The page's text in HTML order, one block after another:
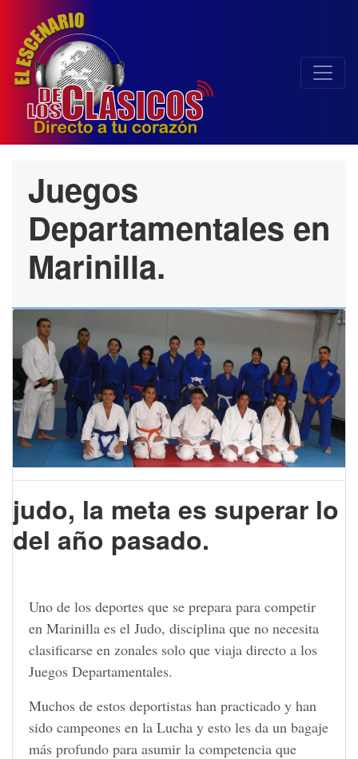
Juegos
Departamentales en
Marinilla.
judo, la meta es superar lo
del año pasado.
Uno de los deportes que se prepara para competir
en Marinilla es el Judo, disciplina que no necesita
clasificarse en zonales solo que viaja directo a los
Juegos Departamentales.
Muchos de estos deportistas han practicado y han
sido campeones en la Lucha y esto les da un bagaje
más profundo para asumir la competencia que